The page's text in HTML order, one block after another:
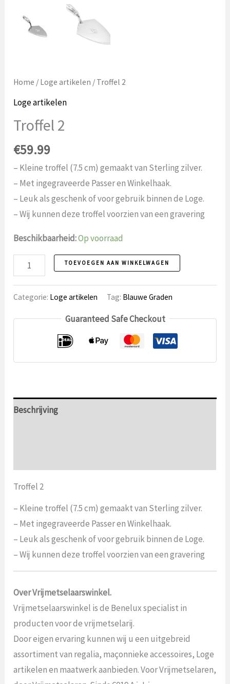
Home / Loge artikelen / Troffel 2
Loge artikelen
Troffel 2
€59.99
– Kleine troffel (7.5 cm) gemaakt van Sterling zilver.
– Met ingegraveerde Passer en Winkelhaak.
– Leuk als geschenk of voor gebruik binnen de Loge.
– Wij kunnen deze troffel voorzien van een gravering
Beschikbaarheid:Op voorraad
Troffel
2
aantal
TOEVOEGEN AAN WINKELWAGEN
Categorie: Loge artikelen Tag: Blauwe Graden
Guaranteed Safe Checkout
Beschrijving
Troffel 2
– Kleine troffel (7.5 cm) gemaakt van Sterling zilver.
– Met ingegraveerde Passer en Winkelhaak.
– Leuk als geschenk of voor gebruik binnen de Loge.
– Wij kunnen deze troffel voorzien van een gravering
Over Vrijmetselaarswinkel.
Vrijmetselaarswinkel is de Benelux specialist in
producten voor de vrijmetselarij.
Door eigen ervaring kunnen wij u een uitgebreid
assortiment van regalia, maçonnieke accessoires, Loge
artikelen en maatwerk aanbieden. Voor Vrijmetselaren,